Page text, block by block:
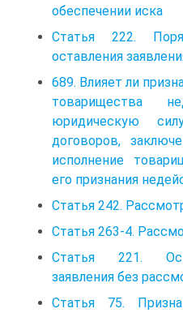
обеспечении иска
Статья 222.
оставления
689. Влияет ли
товарищества
юридическую
договоров,
исполнение
его признания
Статья 242.
Статья 263-4.
Статья 221.
заявления без
Статья 75.